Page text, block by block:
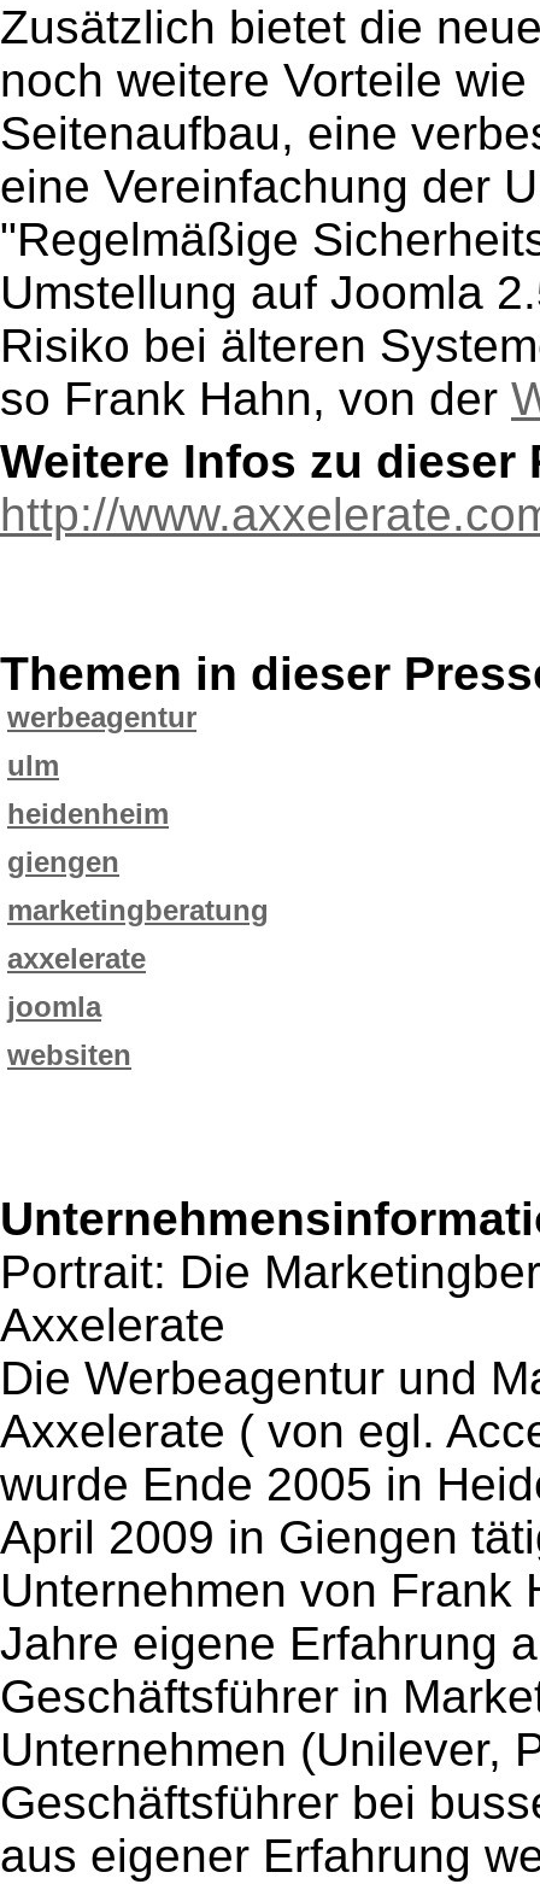
Zusätzlich bietet die
noch weitere Vorteile
Seitenaufbau, eine
eine Vereinfachung der
"Regelmäßige
Umstellung auf Joomla
Risiko bei älteren
so Frank Hahn, von der
Weitere Infos zu dieser
http://
Themen in dieser
werbeagentur
ulm
heidenheim
giengen
marketingberatung
axxelerate
joomla
websiten
Portrait: Die
Axxelerate
Die Werbeagentur und
Axxelerate ( von egl.
wurde Ende 2005 in
April 2009 in Giengen
Unternehmen von Frank
Jahre eigene Erfahrung
Geschäftsführer in
Unternehmen (Unilever,
Geschäftsführer bei
aus eigener Erfahrung